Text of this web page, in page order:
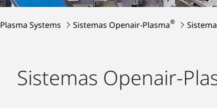
Plasma Systems Sistemas Openair-Plasma®
Sistemas Openair-